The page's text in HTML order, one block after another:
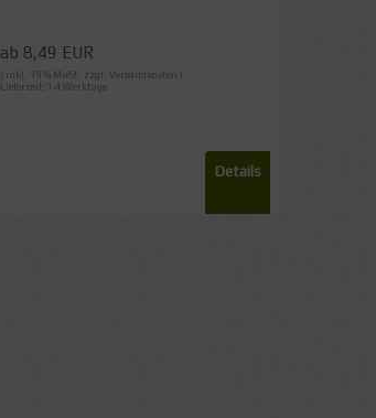
ab 8,49 EUR
( inkl. 19 % MwSt. zzgl. Versandkosten )
Lieferzeit:1-4 Werktage
Details